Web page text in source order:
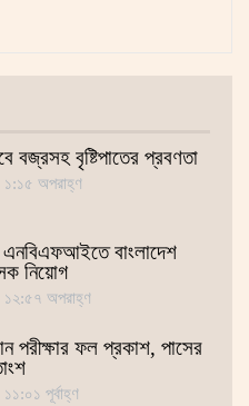
বজ্রসহ বৃষ্টিপাতের প্রবণতা
অপরাহ্ণ
বাংলাদেশ
নিয়োগ
অপরাহ্ণ
পরীক্ষার ফল প্রকাশ, পাসের
পূর্বাহ্ণ